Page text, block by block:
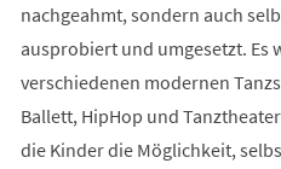
nachgeahmt, sondern auch
ausprobiert und umgesetzt. Es
verschiedenen modernen
Ballett, HipHop und
die Kinder die Möglichkeit,